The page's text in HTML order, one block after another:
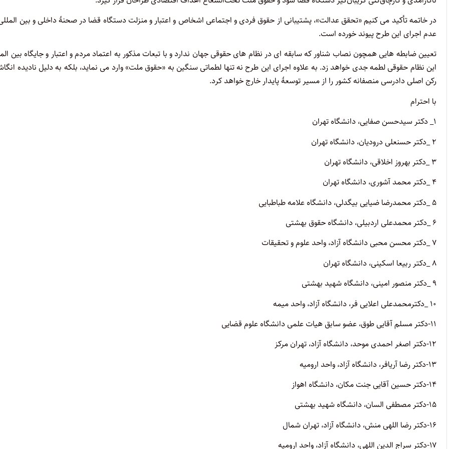
در خاتمه تأکید می کنیم «تحقق عدالت»، پشتیبانی از حقوق فردی و اجتماعی اشخاص و اعتبار و منزلت دستگاه قضا در صحنۀ داخلی و بین
عدم اجرای این طرح پیوند خورده است.
تعیین ضابطه هایی همچون نصاب شناور که سابقه ای در نظام های حقوقی جهان ندارد و با تبعات مذکور به اعتماد مردم و اعتبار و جایگاه بین
این نظام حقوقی لطمه جدی خواهد زد. به علاوه اجرای این طرح نه تنها لطماتی سنگین به «حقوق ملت» وارد می نماید، بلکه به دلیل نادیده
رکن اصلی دادرسی منصفانه کشور را از مسیر توسعۀ پایدار خارج خواهد کرد.
با احترام
۱_ دکتر سیدحسن صفایی، دانشگاه تهران
۲ _دکتر حسنعلی درودیان، دانشگاه تهران
۳ _دکتر بهروز اخلاقی، دانشگاه تهران
۴ _دکتر محمد آشوری، دانشگاه تهران
۵ _دکتر محمدرضا ضیایی بیگدلی، دانشگاه علامه طباطبایی
۶ _دکتر محمدعلی اردبیلی، دانشگاه حقوق بهشتی
۷ _دکتر محسن محبی دانشگاه آزاد، واحد علوم و تحقیقات
۸ _دکتر ربیعا اسکینی، دانشگاه تهران
۹ _دکتر منصور امینى، دانشگاه شهید بهشتى
۱۰ _دکترمحمدعلى اعلایى فر، دانشگاه آزاد، واحد میمه
۱۱-دکتر مسلم آقایى طوق، عضو سابق هیات علمى دانشگاه علوم قضایى
۱۲-دکتر اصغر احمدى موحد، دانشگاه آزاد، تهران مرکز
۱۳-دکتر رضا آریافر، دانشگاه آزاد، واحد ارومیه
۱۴-دکتر حسین آقایى جنت مکان، دانشگاه اهواز
۱۵-دکتر مصطفى السان، دانشگاه شهید بهشتى
۱۶-دکتر رضا اللهى منش، دانشگاه آزاد، تهران شمال
۱۷-دکتر سراج الدین اللهى، دانشگاه آزاد، واحد ارومیه